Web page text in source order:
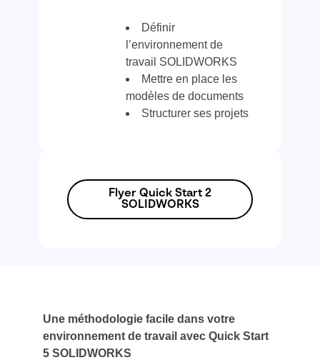
Définir
l’environnement de
travail SOLIDWORKS
Mettre en place les
modèles de documents
Structurer ses projets
Flyer Quick Start 2
SOLIDWORKS
Une méthodologie facile dans votre
environnement de travail avec Quick Start
5 SOLIDWORKS